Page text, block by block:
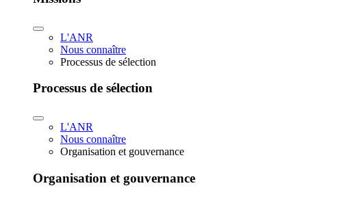
L'ANR
Nous connaître
Processus de sélection
Processus de sélection
L'ANR
Nous connaître
Organisation et gouvernance
Organisation et gouvernance